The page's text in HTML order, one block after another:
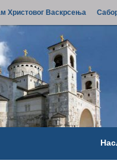
Христовог Васкрсења